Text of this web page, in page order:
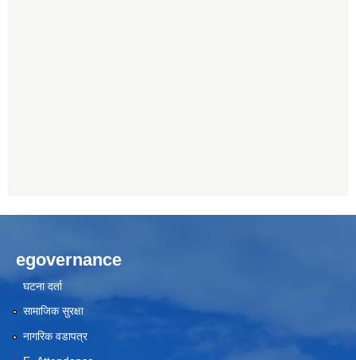
egovernance
घटना दर्ता
सामाजिक सुरक्षा
नागरिक वडापत्र